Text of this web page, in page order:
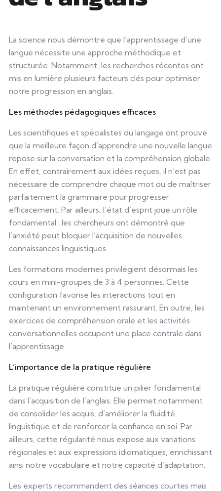
La science nous démontre que l’apprentissage d’une
langue nécessite une approche méthodique et
structurée. Notamment, les recherches récentes ont
mis en lumière plusieurs facteurs clés pour optimiser
notre progression en anglais.
Les méthodes pédagogiques efficaces
Les scientifiques et spécialistes du langage ont prouvé
que la meilleure façon d’apprendre une nouvelle langue
repose sur la conversation et la compréhension globale.
En effet, contrairement aux idées reçues, il n’est pas
nécessaire de comprendre chaque mot ou de maîtriser
parfaitement la grammaire pour progresser
efficacement. Par ailleurs, l’état d’esprit joue un rôle
fondamental : les chercheurs ont démontré que
l’anxiété peut bloquer l’acquisition de nouvelles
connaissances linguistiques.
Les formations modernes privilégient désormais les
cours en mini-groupes de 3 à 4 personnes. Cette
configuration favorise les interactions tout en
maintenant un environnement rassurant. En outre, les
exercices de compréhension orale et les activités
conversationnelles occupent une place centrale dans
l’apprentissage.
L’importance de la pratique régulière
La pratique régulière constitue un pilier fondamental
dans l’acquisition de l’anglais. Elle permet notamment
de consolider les acquis, d’améliorer la fluidité
linguistique et de renforcer la confiance en soi. Par
ailleurs, cette régularité nous expose aux variations
régionales et aux expressions idiomatiques, enrichissant
ainsi notre vocabulaire et notre capacité d’adaptation.
Les experts recommandent des séances courtes mais